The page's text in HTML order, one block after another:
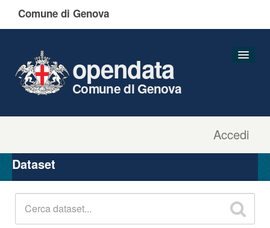
Comune di Genova
Accedi
opendata
Comune di Genova
Organizzazioni
Gruppi
Dataset